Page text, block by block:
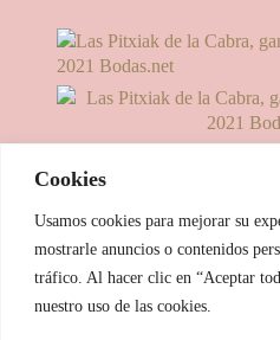
Cookies
Usamos cookies para mejorar su
mostrarle anuncios o contenidos
tráfico. Al hacer clic en “Aceptar
nuestro uso de las cookies.